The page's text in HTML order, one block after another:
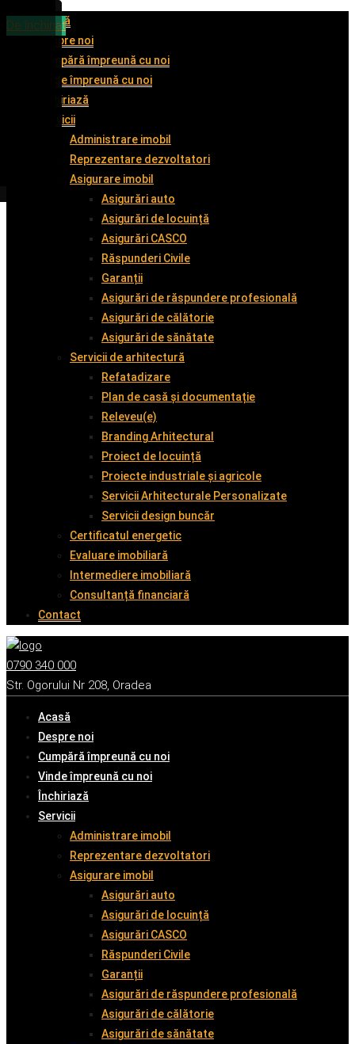
Acasă
Despre noi
Cumpără împreună cu noi
Vinde împreună cu noi
Închiriază
Servicii
Administrare imobil
Reprezentare dezvoltatori
Asigurare imobil
Asigurări auto
Asigurări de locuință
Asigurări CASCO
Răspunderi Civile
Garanții
Asigurări de răspundere profesională
Asigurări de călătorie
Asigurări de sănătate
Servicii de arhitectură
Refatadizare
Plan de casă și documentație
Releveu(e)
Branding Arhitectural
Proiect de locuință
Proiecte industriale și agricole
Servicii Arhitecturale Personalizate
Servicii design buncăr
Certificatul energetic
Evaluare imobiliară
Intermediere imobiliară
Consultanță financiară
Contact
0790 340 000
Str. Ogorului Nr 208, Oradea
Acasă
Despre noi
Cumpără împreună cu noi
Vinde împreună cu noi
Închiriază
Servicii
Administrare imobil
Reprezentare dezvoltatori
Asigurare imobil
Asigurări auto
Asigurări de locuință
Asigurări CASCO
Răspunderi Civile
Garanții
Asigurări de răspundere profesională
Asigurări de călătorie
Asigurări de sănătate
De închiriat
De închiriat
De închiriat
De închiriat